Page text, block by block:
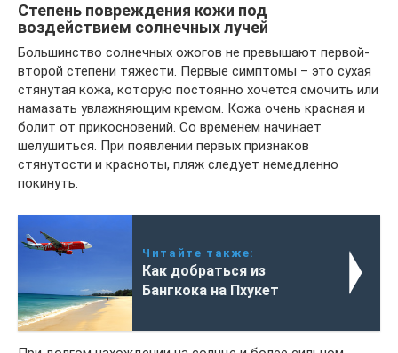
Степень повреждения кожи под
воздействием солнечных лучей
Большинство солнечных ожогов не превышают первой-
второй степени тяжести. Первые симптомы – это сухая
стянутая кожа, которую постоянно хочется смочить или
намазать увлажняющим кремом. Кожа очень красная и
болит от прикосновений. Со временем начинает
шелушиться. При появлении первых признаков
стянутости и красноты, пляж следует немедленно
покинуть.
Читайте также:
Как добраться из
Бангкока на Пхукет